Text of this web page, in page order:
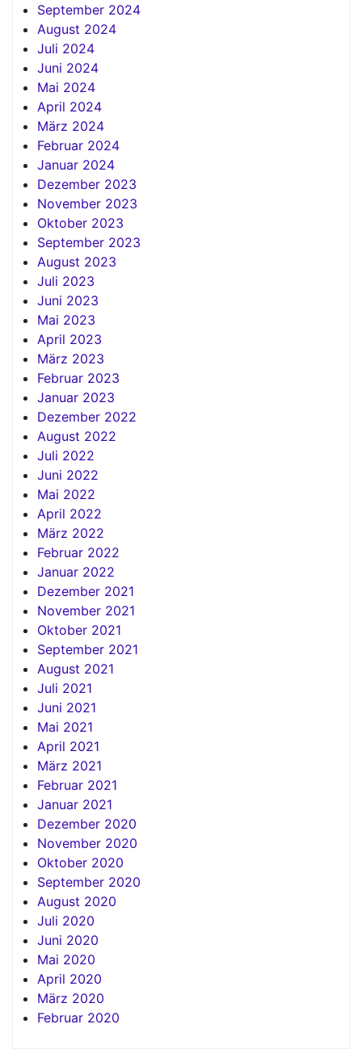
September 2024
August 2024
Juli 2024
Juni 2024
Mai 2024
April 2024
März 2024
Februar 2024
Januar 2024
Dezember 2023
November 2023
Oktober 2023
September 2023
August 2023
Juli 2023
Juni 2023
Mai 2023
April 2023
März 2023
Februar 2023
Januar 2023
Dezember 2022
August 2022
Juli 2022
Juni 2022
Mai 2022
April 2022
März 2022
Februar 2022
Januar 2022
Dezember 2021
November 2021
Oktober 2021
September 2021
August 2021
Juli 2021
Juni 2021
Mai 2021
April 2021
März 2021
Februar 2021
Januar 2021
Dezember 2020
November 2020
Oktober 2020
September 2020
August 2020
Juli 2020
Juni 2020
Mai 2020
April 2020
März 2020
Februar 2020